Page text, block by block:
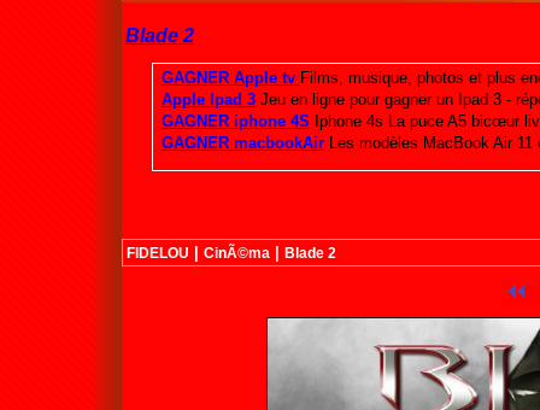
Blade 2
FIDELOU | CinÃ©ma | Blade 2